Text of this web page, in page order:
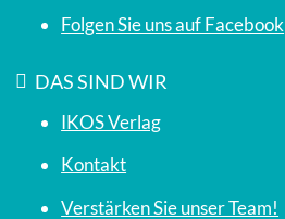
Folgen Sie uns auf Facebook
DAS SIND WIR
IKOS Verlag
Kontakt
Verstärken Sie unser Team!